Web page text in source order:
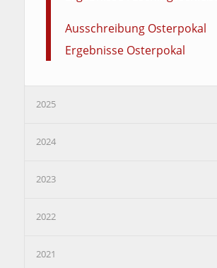
Ausschreibung Osterpokal
Ergebnisse Osterpokal
2025
2024
2023
2022
2021